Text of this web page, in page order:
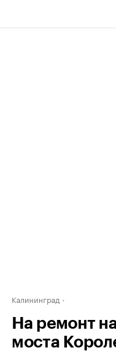
Калининград
На ремонт
моста